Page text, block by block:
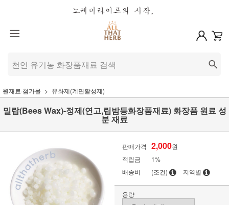
원재료·첨가물 유화제(계면활성제)
밀랍(Bees Wax)-정제(연고,립밤등화장품재료) 화장품 원료 성
분 재료
판매가격 2,000원
적립금
1%
배송비
(조건) 지역별
용량